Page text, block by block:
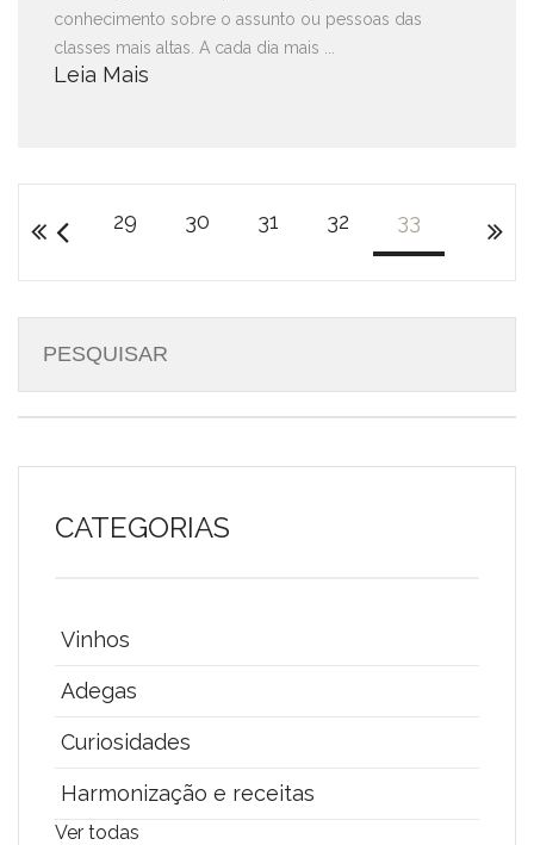
conhecimento sobre o assunto ou pessoas das
classes mais altas. A cada dia mais ...
Leia Mais
29 30 31 32 33
CATEGORIAS
Vinhos
Adegas
Curiosidades
Harmonização e receitas
Ver todas